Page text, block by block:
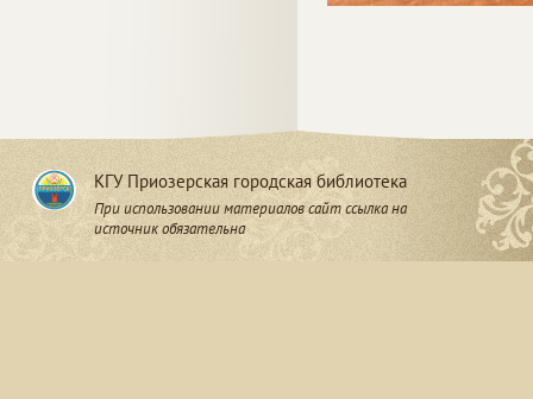
КГУ Приозерская городская библиотека
При использовании материалов сайт ссылка на
источник обязательна